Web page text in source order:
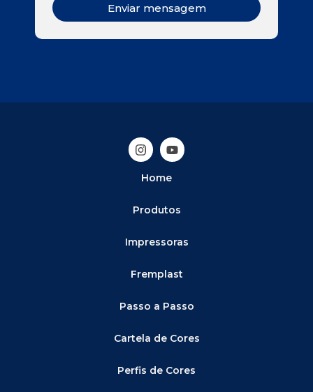
Enviar mensagem
Home
Produtos
Impressoras
Fremplast
Passo a Passo
Cartela de Cores
Perfis de Cores